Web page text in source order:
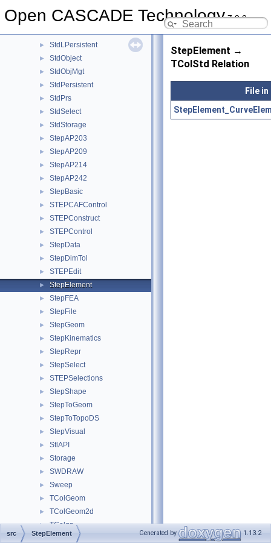
Open CASCADE Technology7.9.0
StdFail
► StdLPersistent
► StdObject
► StdObjMgt
► StdPersistent
► StdPrs
► StdSelect
► StdStorage
► StepAP203
► StepAP209
► StepAP214
► StepAP242
► StepBasic
► STEPCAFControl
► STEPConstruct
► STEPControl
► StepData
► StepDimTol
► STEPEdit
► StepElement
► StepFEA
► StepFile
► StepGeom
► StepKinematics
► StepRepr
► StepSelect
► STEPSelections
► StepShape
► StepToGeom
► StepToTopoDS
► StepVisual
► StlAPI
► Storage
► SWDRAW
► Sweep
► TColGeom
► TColGeom2d
► TColgp
► TCollection
StepElement →
TColStd Relation
File
src StepElement Generated by 1.13.2